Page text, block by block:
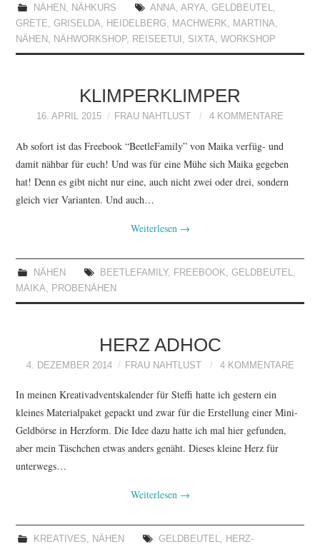
NÄHEN , NÄHKURS ANNA, ARYA, GELDBEUTEL,
GRETE,GRISELDA, HEIDELBERG, MACHWERK, MARTINA,
NÄHEN , NÄHWORKSHOP, REISEETUI , SIXTA,WORKSHOP
KLIMPERKLIMPER
16. APRIL 2015 FRAU NAHTLUST 4 KOMMENTARE
Ab sofort ist das Freebook “BeetleFamily” von Maika verfüg- und
damit nähbar für euch! Und was für eine Mühe sich Maika gegeben
hat! Denn es gibt nicht nur eine, auch nicht zwei oder drei, sondern
gleich vier Varianten. Und auch…
Weiterlesen →
NÄHEN BEETLEFAMILY, FREEBOOK GELDBEUTEL
MAIKA
PROBENÄHEN
HERZ ADHOC
4. DEZEMBER 2014 FRAU NAHTLUST 4 KOMMENTARE
In meinen Kreativadventskalender für Steffi hatte ich gestern ein
kleines Materialpaket gepackt und zwar für die Erstellung einer Mini-
Geldbörse in Herzform. Die Idee dazu hatte ich mal hier gefunden,
aber mein Täschchen etwas anders genäht. Dieses kleine Herz für
unterwegs…
Weiterlesen →
KREATIVES, NÄHEN GELDBEUTEL, HERZ-